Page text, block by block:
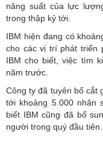
năng suất của lực
trong thập kỷ tới.
IBM hiện đang có
cho các vị trí phát triển
IBM cho biết, việc tìm
năm trước.
Công ty đã tuyên bố cắt
tới khoảng 5.000 nhân
biết IBM cũng đã bổ
người trong quý đầu tiên.